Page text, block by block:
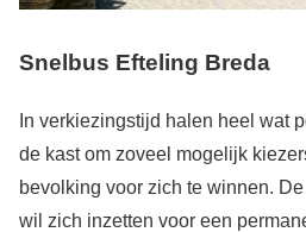
Snelbus Efteling Breda
In verkiezingstijd halen heel wat
de kast om zoveel mogelijk
bevolking voor zich te winnen.
wil zich inzetten voor een